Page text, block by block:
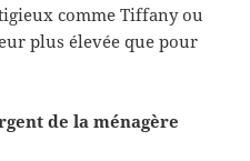
comme Tiffany ou
plus élevée que pour
de la ménagère